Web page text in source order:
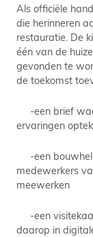
Als officiële
die herinneren
restauratie. De
één van de
gevonden te
de toekomst
-een brief
ervaringen
-een
medewerkers
meewerken
-een
daarop in